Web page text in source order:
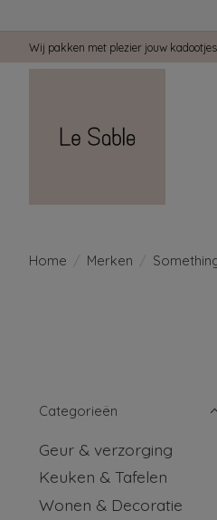
Wij pakken met plezier jouw
Home / Merken /
Categorieën
Geur & verzorging
Keuken & Tafelen
Wonen & Decoratie